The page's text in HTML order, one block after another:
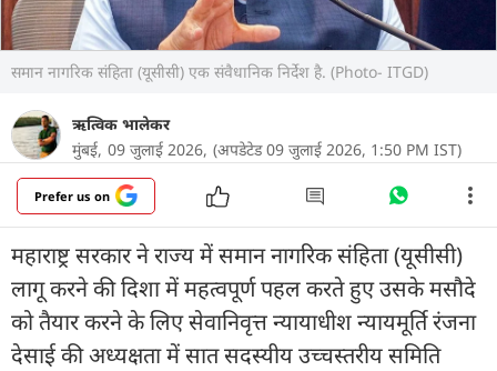
समान नागरिक संहिता (यूसीसी) एक संवैधानिक निर्देश है. (Photo- ITGD)
ऋत्विक भालेकर
मुंबई, 09 जुलाई 2026, (अपडेटेड 09 जुलाई 2026, 1:50 PM IST)
Prefer us on
महाराष्ट्र सरकार ने राज्य में समान नागरिक संहिता (यूसीसी)
लागू करने की दिशा में महत्वपूर्ण पहल करते हुए उसके मसौदे
को तैयार करने के लिए सेवानिवृत्त न्यायाधीश न्यायमूर्ति रंजना
देसाई की अध्यक्षता में सात सदस्यीय उच्चस्तरीय समिति